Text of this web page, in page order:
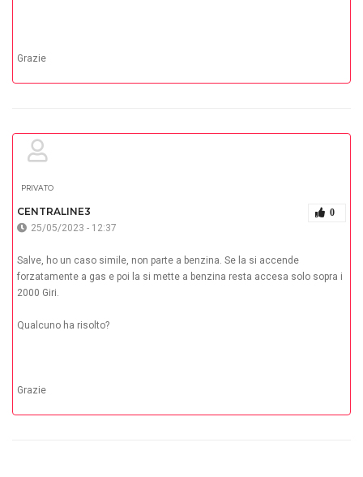
Grazie
PRIVATO
CENTRALINE3 0
25/05/2023 - 12:37
Salve, ho un caso simile, non parte a benzina. Se la si accende
forzatamente a gas e poi la si mette a benzina resta accesa solo sopra i
2000 Giri.
Qualcuno ha risolto?
Grazie